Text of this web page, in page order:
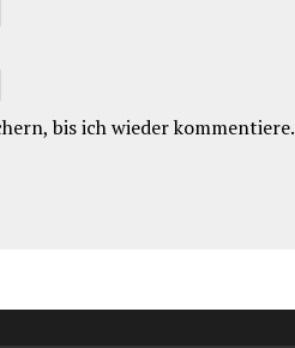
bis ich wieder kommentiere.